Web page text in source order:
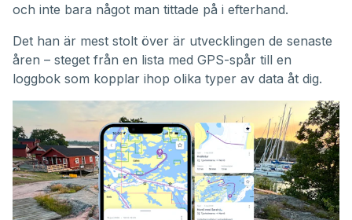
och inte bara något man tittade på i efterhand.
Det han är mest stolt över är utvecklingen de senaste
åren – steget från en lista med GPS-spår till en
loggbok som kopplar ihop olika typer av data åt dig.